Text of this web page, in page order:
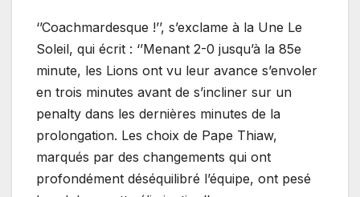
‘’Coachmardesque !’’, s’exclame à la Une Le
Soleil, qui écrit : ‘’Menant 2-0 jusqu’à la 85e
minute, les Lions ont vu leur avance s’envoler
en trois minutes avant de s’incliner sur un
penalty dans les dernières minutes de la
prolongation. Les choix de Pape Thiaw,
marqués par des changements qui ont
profondément déséquilibré l’équipe, ont pesé